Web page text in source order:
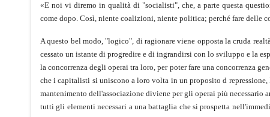
«E noi vi diremo in qualità di "socialisti", che, a parte questa
come dopo. Così, niente coalizioni, niente politica; perché fare delle
A questo bel modo, "logico", di ragionare viene opposta la cruda
cessato un istante di progredire e di ingrandirsi con lo sviluppo e la
la concorrenza degli operai tra loro, per poter fare una concorrenza
che i capitalisti si uniscono a loro volta in un proposito d
mantenimento dell'associazione diviene per gli operai più necessario
tutti gli elementi necessari a una battaglia che si prospetta